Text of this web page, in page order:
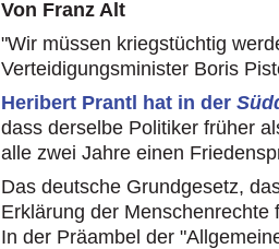
Von Franz Alt
"Wir müssen kriegstüchtig
Verteidigungsminister Boris
Heribert Prantl hat in der
dass derselbe Politiker früher
alle zwei Jahre einen
Das deutsche Grundgesetz,
Erklärung der
In der Präambel der